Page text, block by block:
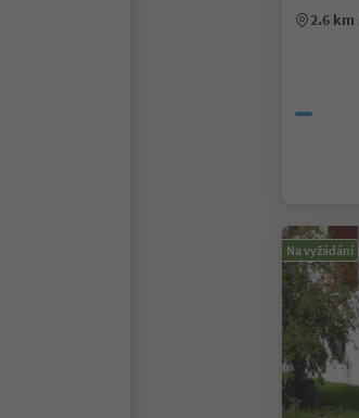
2.6 km
Na vyžádání